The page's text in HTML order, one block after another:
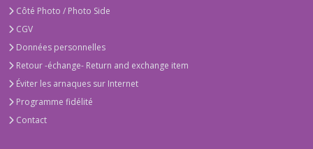
Côté Photo / Photo Side
CGV
Données personnelles
Retour -échange- Return and exchange item
Éviter les arnaques sur Internet
Programme fidélité
Contact